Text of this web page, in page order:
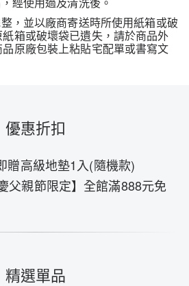
，並以廠商寄送時所使用紙箱或破
箱或破壞袋已遺失，請於商品外
原廠包裝上粘貼宅配單或書寫文
優惠折扣
贈高級地墊1入(隨機款)
父親節限定】全館滿888元免
精選單品